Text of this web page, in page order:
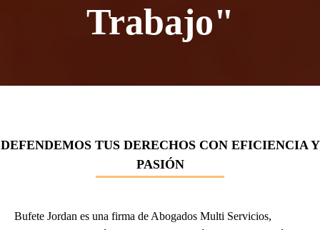
Trabajo"
DEFENDEMOS TUS DERECHOS CON EFICIENCIA Y
PASIÓN
Bufete Jordan es una firma de Abogados Multi Servicios,